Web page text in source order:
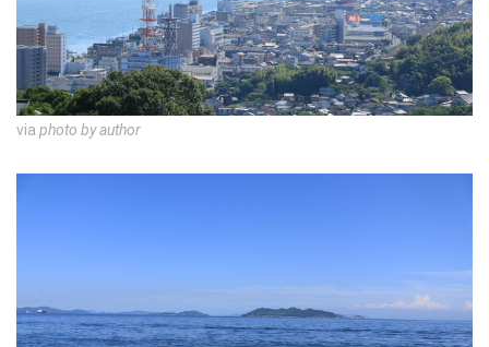
via photo by author